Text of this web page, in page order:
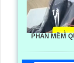
PHẦN MỀM